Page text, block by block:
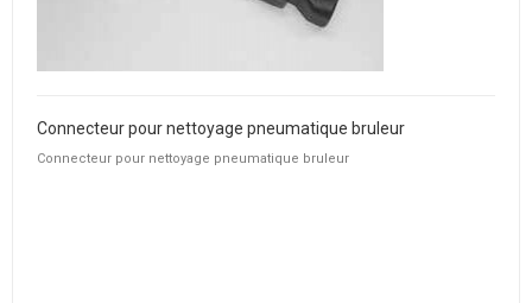
Connecteur pour nettoyage pneumatique bruleur
Connecteur pour nettoyage pneumatique bruleur